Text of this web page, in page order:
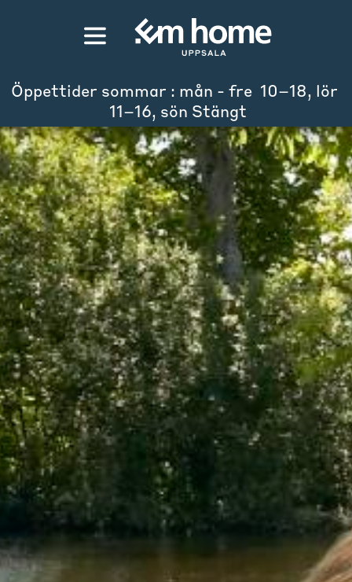
Öppettider sommar : mån - fre  10–18, lör
11–16, sön Stängt